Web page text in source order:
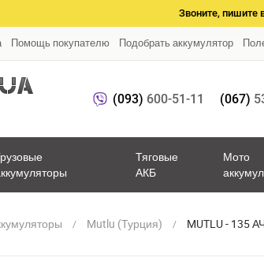
Звоните, пишите
Помощь покупателю Подобрать аккумулятор
(093) 600-51-11 (067)
Тяговые
АКБ
Мото
Mutlu (Турция) MUTLU - 135